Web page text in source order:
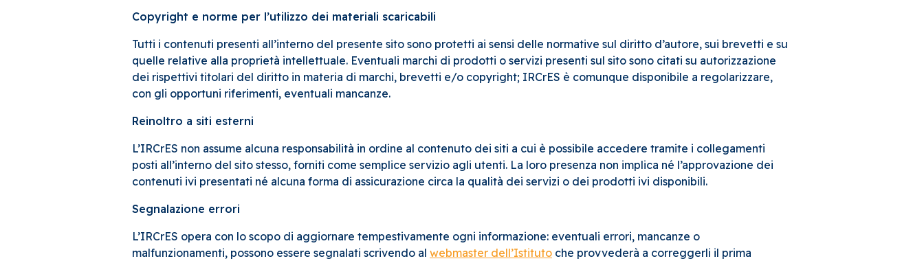
Copyright e norme per l’utilizzo dei materiali scaricabili
Tutti i contenuti presenti all’interno del presente sito sono protetti ai sensi delle normative sul diritto d’autore, sui brevetti e su
quelle relative alla proprietà intellettuale. Eventuali marchi di prodotti o servizi presenti sul sito sono citati su autorizzazione
dei rispettivi titolari del diritto in materia di marchi, brevetti e/o copyright; IRCrES è comunque disponibile a regolarizzare,
con gli opportuni riferimenti, eventuali mancanze.
Reinoltro a siti esterni
L’IRCrES non assume alcuna responsabilità in ordine al contenuto dei siti a cui è possibile accedere tramite i collegamenti
posti all’interno del sito stesso, forniti come semplice servizio agli utenti. La loro presenza non implica né l’approvazione dei
contenuti ivi presentati né alcuna forma di assicurazione circa la qualità dei servizi o dei prodotti ivi disponibili.
Segnalazione errori
L’IRCrES opera con lo scopo di aggiornare tempestivamente ogni informazione: eventuali errori, mancanze o
malfunzionamenti, possono essere segnalati scrivendo al webmaster dell’Istituto che provvederà a correggerli il prima